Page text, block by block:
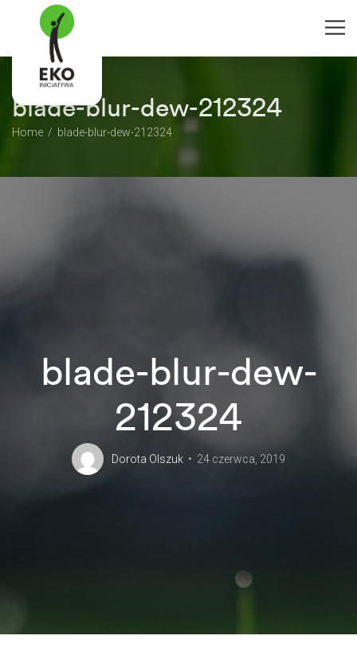
blade-blur-dew-212324
Home blade-blur-dew-212324
blade-blur-dew-
212324
Dorota Olszuk 24 czerwca, 2019